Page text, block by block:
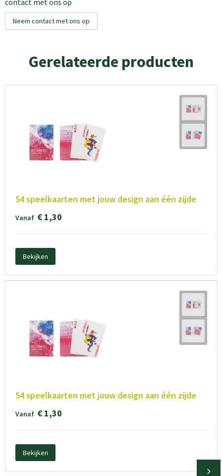
Neem contact met ons op
Gerelateerde producten
54 speelkaarten met jouw design aan één zijde
Vanaf € 1,30
Bekijken
54 speelkaarten met jouw design aan één zijde
Vanaf € 1,30
Bekijken